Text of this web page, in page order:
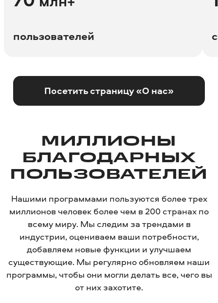
пользователей
Посетить страницу «О нас»
МИЛЛИОНЫ
БЛАГОДАРНЫХ
ПОЛЬЗОВАТЕЛЕЙ
Нашими программами пользуются более трех
миллионов человек более чем в 200 странах по
всему миру. Мы следим за трендами в
индустрии, оцениваем ваши потребности,
добавляем новые функции и улучшаем
существующие. Мы регулярно обновляем наши
программы, чтобы они могли делать все, чего вы
от них захотите.